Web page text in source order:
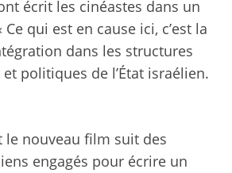
écrit les cinéastes dans un
qui est en cause ici, c’est la
dans les structures
politiques de l’État israélien.
le nouveau film suit des
engagés pour écrire un